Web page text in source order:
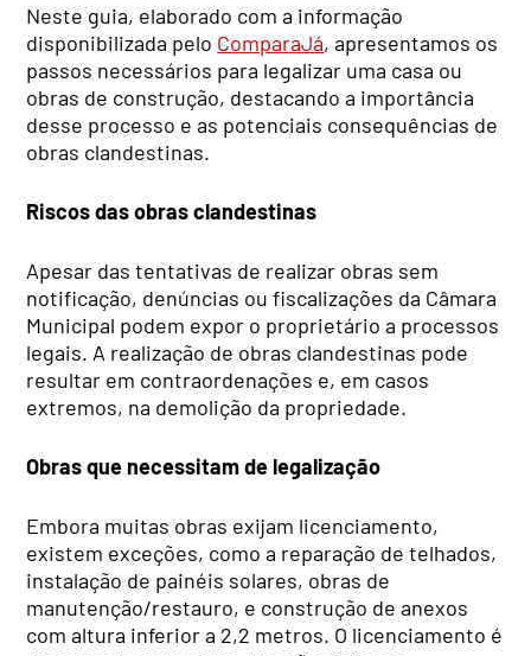
Neste guia, elaborado com a informação
disponibilizada pelo ComparaJá, apresentamos os
passos necessários para legalizar uma casa ou
obras de construção, destacando a importância
desse processo e as potenciais consequências de
obras clandestinas.
Riscos das obras clandestinas
Apesar das tentativas de realizar obras sem
notificação, denúncias ou fiscalizações da Câmara
Municipal podem expor o proprietário a processos
legais. A realização de obras clandestinas pode
resultar em contraordenações e, em casos
extremos, na demolição da propriedade.
Obras que necessitam de legalização
Embora muitas obras exijam licenciamento,
existem exceções, como a reparação de telhados,
instalação de painéis solares, obras de
manutenção/restauro, e construção de anexos
com altura inferior a 2,2 metros. O licenciamento é